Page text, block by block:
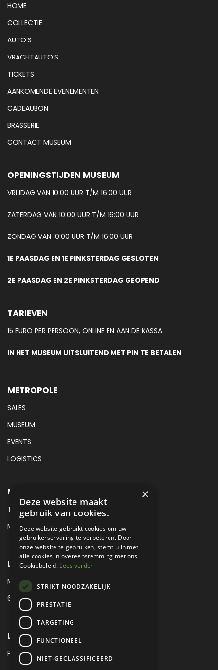
HOME
COLLECTIE
AUTO’S
VRACHTAUTO’S
TICKETS
AANKOMENDE EVENEMENTEN
CADEAUBON
BRASSERIE
CONTACT MUSEUM
OPENINGSTIJDEN MUSEUM
VRIJDAG VAN 10:00 UUR T/M 16:00 UUR
ZATERDAG VAN 10:00 UUR T/M 16:00 UUR
ZONDAG VAN 10:00 UUR T/M 16:00 UUR
1E PAASDAG EN 1E PINKSTERDAG GESLOTEN
2E PAASDAG EN 2E PINKSTERDAG GEOPEND
TARIEVEN
15 EURO PER PERSOON, ONLINE EN AAN DE KASSA
IN HET MUSEUM UITSLUITEND MET PIN TE BETALEN
METROPOLE
SALES
MUSEUM
EVENTS
LOGISTICS
METROPOLE MUSEUM CONTACT
TEL:
+31 (0) 88 425 94 00
MAIL:MUSEUM@METROPOLE.NL
LOCATIE
MEUBELLAAN 1 / VIA ENZO FERRARI
6651 KV DRUTEN / THE NETHERLANDS
LEGAL
PRIVACY VERKLARING
×
Deze website maakt
gebruik van cookies.
Deze website gebruikt cookies om uw
gebruikerservaring te verbeteren. Door
onze website te gebruiken, stemt u in met
alle cookies in overeenstemming met ons
Cookiebeleid. Lees verder
STRIKT NOODZAKELIJK
PRESTATIE
TARGETING
FUNCTIONEEL
NIET-GECLASSIFICEERD